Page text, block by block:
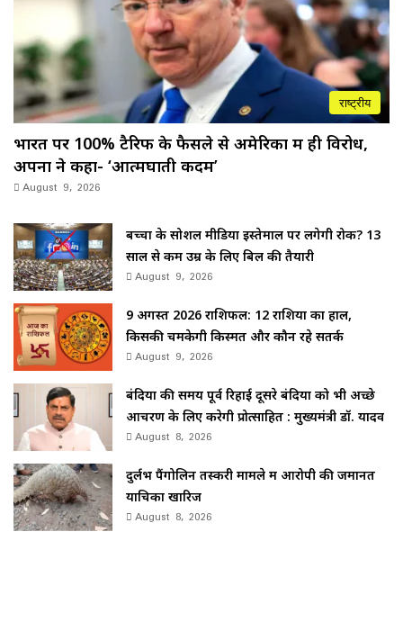
राष्ट्रीय
भारत पर 100% टैरिफ के फैसले से अमेरिका में ही विरोध,
अपनों ने कहा- ‘आत्मघाती कदम’
August 9, 2026
बच्चों के सोशल मीडिया इस्तेमाल पर लगेगी रोक? 13
साल से कम उम्र के लिए बिल की तैयारी
August 9, 2026
9 अगस्त 2026 राशिफल: 12 राशियों का हाल,
किसकी चमकेगी किस्मत और कौन रहे सतर्क
August 9, 2026
बंदियों की समय पूर्व रिहाई दूसरे बंदियों को भी अच्छे
आचरण के लिए करेगी प्रोत्साहित : मुख्यमंत्री डॉ. यादव
August 8, 2026
दुर्लभ पैंगोलिन तस्करी मामले में आरोपी की जमानत
याचिका खारिज
August 8, 2026